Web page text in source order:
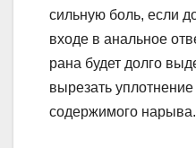
сильную боль, если
входе в анальное
рана будет долго
вырезать
содержимого нарыва.